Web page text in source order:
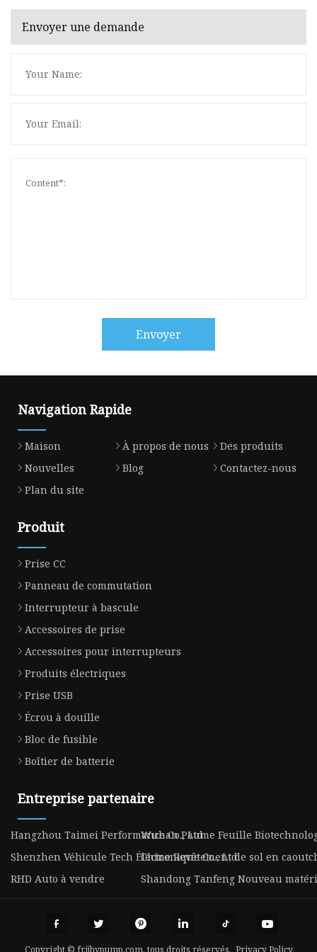
Envoyer une demande
Envoyer
Navigation Rapide
Maison À propos de nous
Des produits
Nouvelles
Blog
Contactez-nous
Plan du site
Produit
Prise CC
Panneau de commutation
Interrupteur à bascule
Accessoires de prise
Accessoires pour interrupteurs
Produits électriques
Prise USB
Écrou à douille
Bloc de fusible
Boîtier de batterie
Entreprise partenaire
Hangzhou Taimei Performance Co., Ltd
Wuhan Paume Feuille
Shenzhen Véhicule Tech Électronique Co., Ltd.
Chine Revêtement de sol en
RHD Auto à vendre
Shandong Tanfeng Nouveau
Copyright © fr.jjhypump.com, tous droits réservés. Privacy Policy